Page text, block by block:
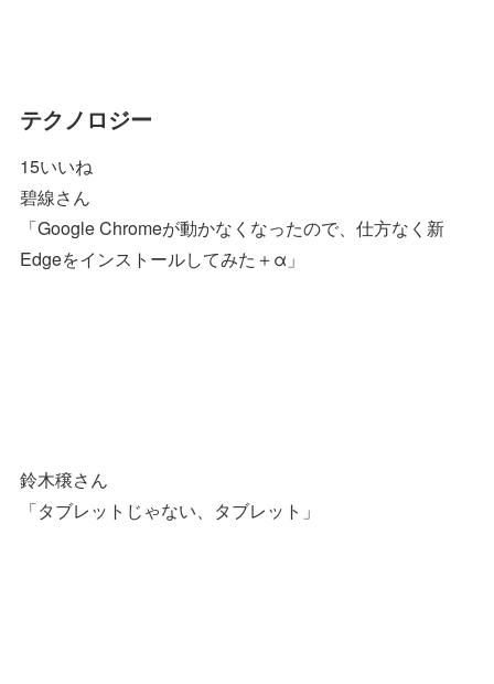
テクノロジー
15いいね
碧線さん
「Google Chromeが動かなくなったので、仕方なく新
Edgeをインストールしてみた＋α」
鈴木穣さん
「タブレットじゃない、タブレット」